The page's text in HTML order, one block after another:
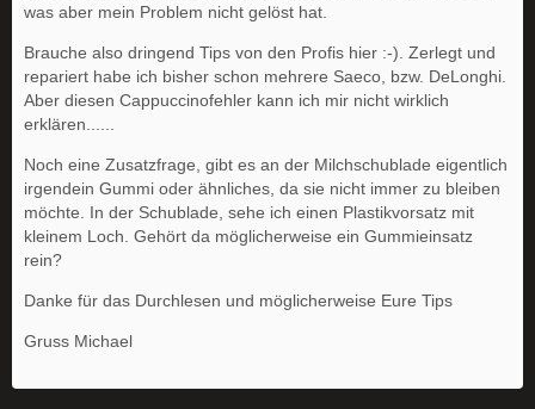
was aber mein Problem nicht gelöst hat.
Brauche also dringend Tips von den Profis hier :-). Zerlegt und
repariert habe ich bisher schon mehrere Saeco, bzw. DeLonghi.
Aber diesen Cappuccinofehler kann ich mir nicht wirklich
erklären......
Noch eine Zusatzfrage, gibt es an der Milchschublade eigentlich
irgendein Gummi oder ähnliches, da sie nicht immer zu bleiben
möchte. In der Schublade, sehe ich einen Plastikvorsatz mit
kleinem Loch. Gehört da möglicherweise ein Gummieinsatz
rein?
Danke für das Durchlesen und möglicherweise Eure Tips
Gruss Michael